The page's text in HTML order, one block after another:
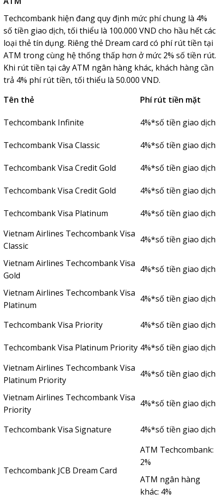
Techcombank hiện đang quy định mức phí chung là 4%
số tiền giao dịch, tối thiểu là 100.000 VND cho hầu hết các
loại thẻ tín dụng. Riêng thẻ Dream card có phí rút tiền tại
ATM trong cùng hệ thống thấp hơn ở mức 2% số tiền rút.
Khi rút tiền tại cây ATM ngân hàng khác, khách hàng cần
trả 4% phí rút tiền, tối thiểu là 50.000 VND.
Tên thẻ
Phí rút tiền mặt
Techcombank Infinite 4%*số tiền giao dịch
Techcombank Visa Classic 4%*số tiền giao dịch
Techcombank Visa Credit Gold 4%*số tiền giao dịch
Techcombank Visa Credit Gold 4%*số tiền giao dịch
Techcombank Visa Platinum
4%*số tiền giao dịch
Vietnam Airlines Techcombank Visa
Classic
4%*số tiền giao dịch
Vietnam Airlines Techcombank Visa
Gold
4%*số tiền giao dịch
Vietnam Airlines Techcombank Visa
Platinum
4%*số tiền giao dịch
Techcombank Visa Priority 4%*số tiền giao dịch
Techcombank Visa Platinum Priority 4%*số tiền giao dịch
Vietnam Airlines Techcombank Visa
Platinum Priority
4%*số tiền giao dịch
Vietnam Airlines Techcombank Visa
Priority
4%*số tiền giao dịch
Techcombank Visa Signature 4%*số tiền giao dịch
Techcombank JCB Dream Card
ATM Techcombank:
2%
ATM ngân hàng
khác: 4%